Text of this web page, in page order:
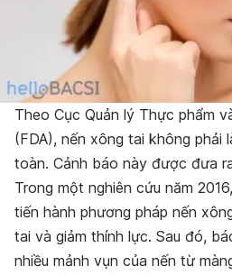
Theo Cục Quản lý Thực phẩm
(FDA), nến xông tai không phải
toàn. Cảnh báo này được đưa
Trong một nghiên cứu năm
tiến hành phương pháp nến
tai và giảm thính lực. Sau đó,
nhiều mảnh vụn của nến từ